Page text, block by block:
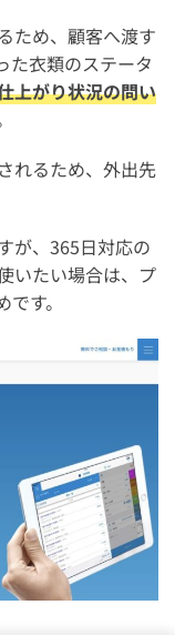
ため、顧客へ渡す
た衣類のステータ
上がり状況の問い
れるため、外出先
が、365日対応の
いたい場合は、プ
す。